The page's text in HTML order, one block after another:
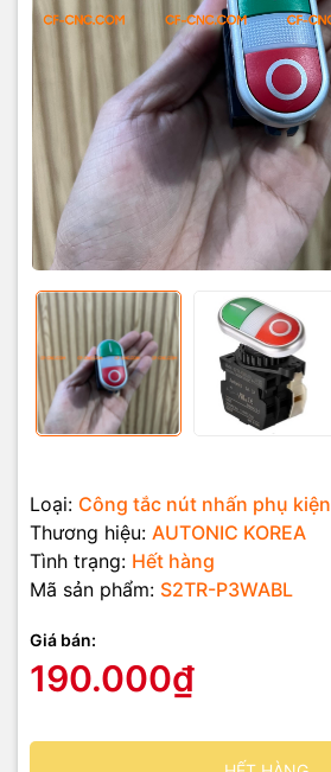
Loại: Công tắc nút nhấn phụ kiện
Thương hiệu: AUTONIC KOREA
Tình trạng: Hết hàng
Mã sản phẩm: S2TR-P3WABL
Giá bán:
190.000₫